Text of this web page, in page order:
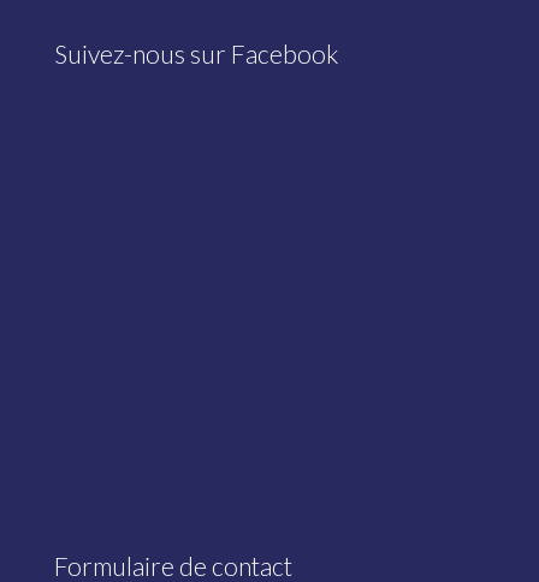
Suivez-nous sur Facebook
Formulaire de contact